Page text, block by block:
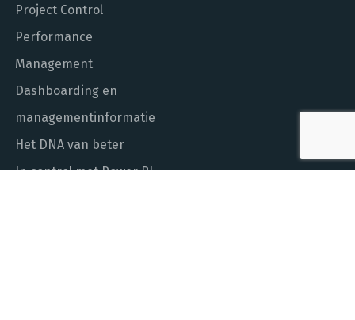
Project Control
Performance
Management
Dashboarding en
managementinformatie
Het DNA van beter
In control met Power BI